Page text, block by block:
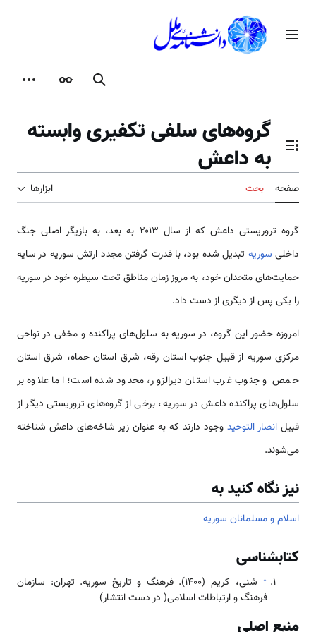
محتوامنوی اصلی
جستجوظاهر
تغییر وضعیت فهرست محتویات
گروه‌های سلفی تکفیری وابسته
به داعش
صفحه بحث ابزارها
گروه تروریستی داعش که از سال ۲۰۱۳ به بعد، به بازیگر اصلی جنگ
داخلی سوریه تبدیل شده بود، با قدرت گرفتن مجدد ارتش سوریه در سایه
حمایت‌های متحدان خود، به مروز زمان مناطق تحت سیطره خود در سوریه
را یکی پس از دیگری از دست داد.
امروزه حضور این گروه، در سوریه به سلول‌های پراکنده و مخفی در نواحی
مرکزی سوریه از قبیل جنوب استان رقه، شرق استان حماه، شرق استان
حمص و جنوب غرب استان دیرالزور، محدود شده است؛ اما علاوه بر
سلول‌های پراکنده داعش در سوریه، برخی از گروه‌های تروریستی دیگر از
قبیل انصار التوحید وجود دارند که به عنوان زیر شاخه‌های داعش شناخته
می‌شوند.
نیز نگاه کنید به
اسلام و مسلمانان سوریه
کتابشناسی
↑
شنی، کریم (۱۴۰۰). فرهنگ و تاریخ سوریه. تهران: سازمان
فرهنگ و ارتباطات اسلامی( در دست انتشار)
منبع اصلی